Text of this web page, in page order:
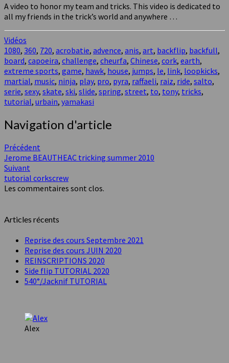
A video to honor my team and tricks. This video is dedicated to
all my friends in the trick’s world and anywhere …
Vidéos
1080, 360, 720, acrobatie, advence, anis, art, backflip, backfull,
board, capoeira, challenge, cheurfa, Chinese, cork, earth,
extreme sports, game, hawk, house, jumps, le, link, loopkicks,
martial, music, ninja, play, pro, pyra, raffaeli, raiz, ride, salto,
serie, sexy, skate, ski, slide, spring, street, to, tony, tricks,
tutorial, urbain, yamakasi
Navigation d'article
Précédent
Jerome BEAUTHEAC tricking summer 2010
Suivant
tutorial corkscrew
Les commentaires sont clos.
Articles récents
Reprise des cours Septembre 2021
Reprise des cours JUIN 2020
REINSCRIPTIONS 2020
Side flip TUTORIAL 2020
540°/Jacknif TUTORIAL
Alex